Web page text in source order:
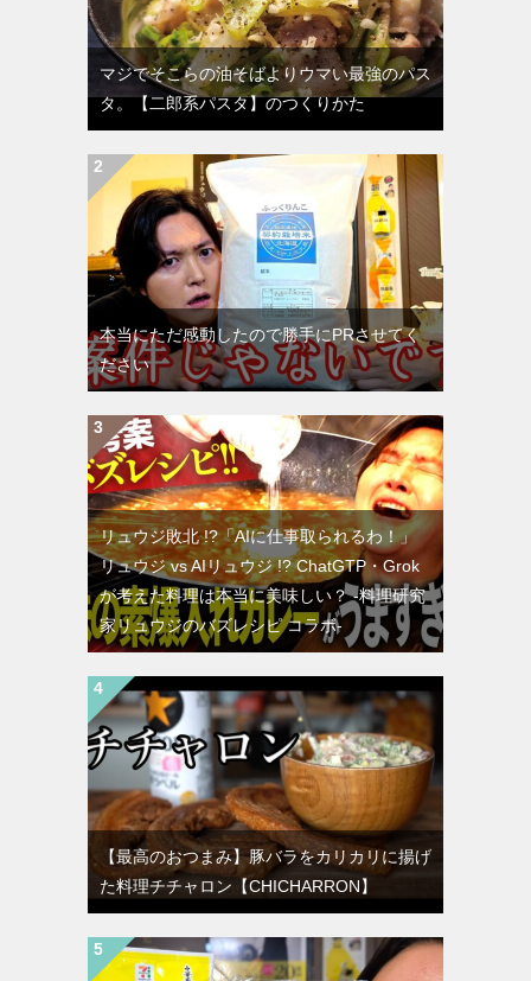
マジでそこらの油そばよりウマい最強のパス
タ。【二郎系パスタ】のつくりかた
本当にただ感動したので勝手にPRさせてく
ださい
リュウジ敗北 !?「AIに仕事取られるわ！」
リュウジ vs AIリュウジ !? ChatGTP・Grok
が考えた料理は本当に美味しい？ -料理研究
家リュウジのバズレシピ コラボ-
【最高のおつまみ】豚バラをカリカリに揚げ
た料理チチャロン【CHICHARRON】